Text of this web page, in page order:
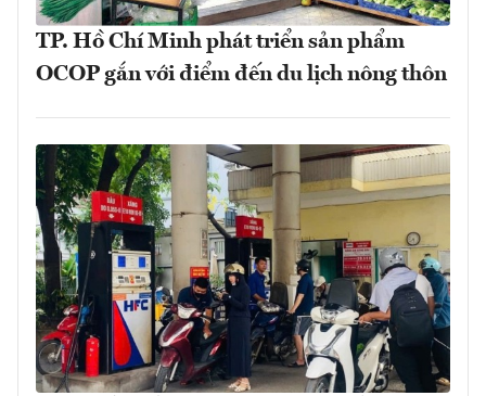
TP. Hồ Chí Minh phát triển sản phẩm
OCOP gắn với điểm đến du lịch nông thôn